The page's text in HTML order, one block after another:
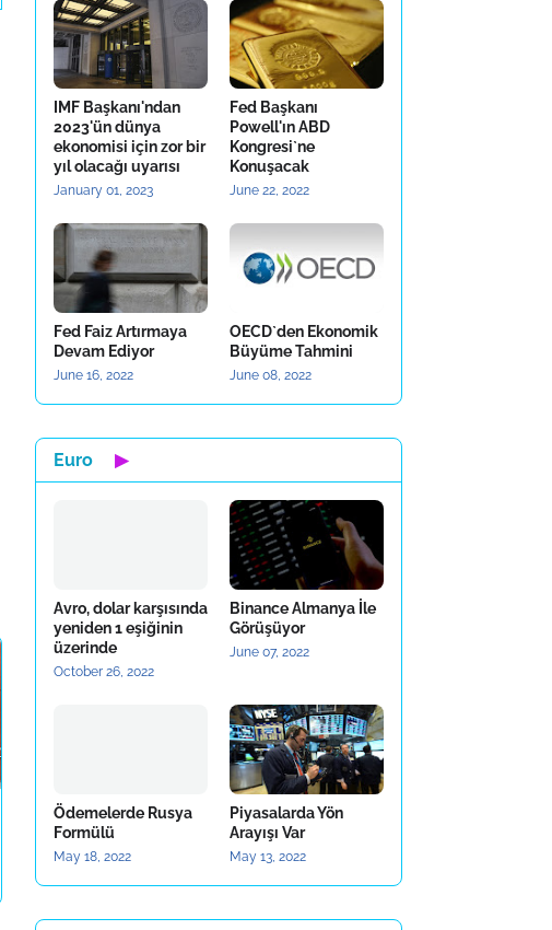
IMF Başkanı'ndan
2023'ün dünya
ekonomisi için zor bir
yıl olacağı uyarısı
January 01, 2023
Fed Başkanı
Powell'ın ABD
Kongresi`ne
Konuşacak
June 22, 2022
Fed Faiz Artırmaya
Devam Ediyor
June 16, 2022
OECD`den Ekonomik
Büyüme Tahmini
June 08, 2022
Euro ▶
Avro, dolar karşısında
yeniden 1 eşiğinin
üzerinde
October 26, 2022
Binance Almanya İle
Görüşüyor
June 07, 2022
Ödemelerde Rusya
Formülü
May 18, 2022
Piyasalarda Yön
Arayışı Var
May 13, 2022